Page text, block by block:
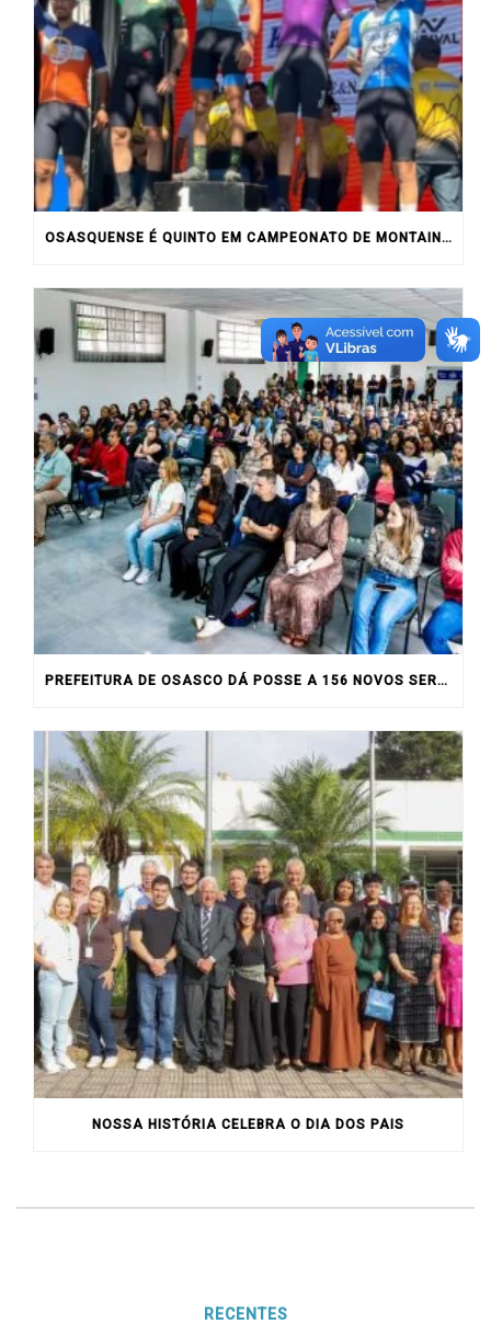
OSASQUENSE É QUINTO EM CAMPEONATO DE MONTAIN BIKE NO INTERIOR DO ESTADO
PREFEITURA DE OSASCO DÁ POSSE A 156 NOVOS SERVIDORES
NOSSA HISTÓRIA CELEBRA O DIA DOS PAIS
RECENTES